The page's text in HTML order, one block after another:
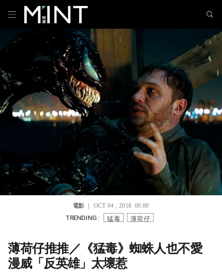
電影｜ OCT 04 , 2018 00:00
TRENDING : 猛毒 薄荷仔
薄荷仔推推／《猛毒》蜘蛛人也不愛
漫威「反英雄」太壞惹